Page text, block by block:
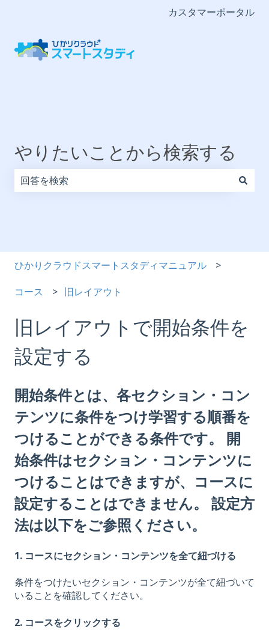
カスタマーポータル
やりたいことから検索する
ひかりクラウドスマートスタディマニュアル
コース 旧レイアウト
旧レイアウトで開始条件を
設定する
開始条件とは、各セクション・コン
テンツに条件をつけ学習する順番を
つけることができる条件です。 開
始条件はセクション・コンテンツに
つけることはできますが、コースに
設定することはできません。 設定方
法は以下をご参照ください。
1. コースにセクション・コンテンツを全て紐づける
条件をつけたいセクション・コンテンツが全て紐づいて
いることを確認してください。
2. コースをクリックする